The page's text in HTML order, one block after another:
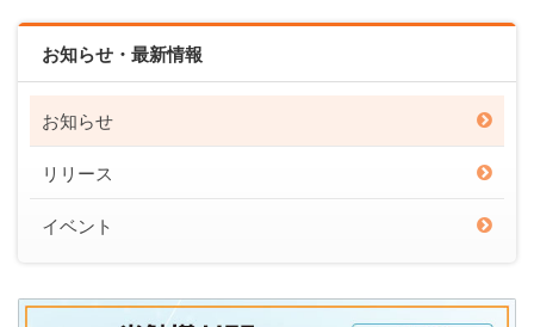
お知らせ・最新情報
お知らせ
リリース
イベント